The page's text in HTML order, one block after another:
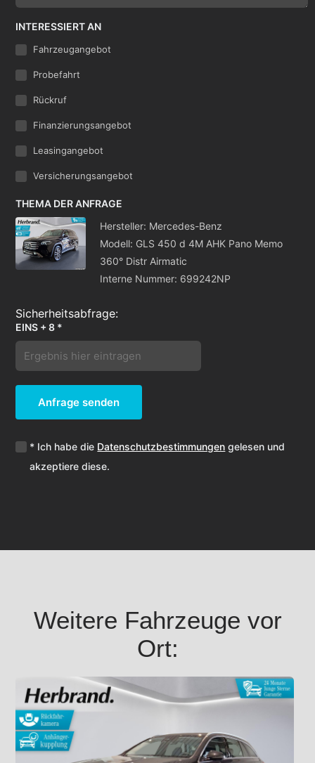
INTERESSIERT AN
Fahrzeugangebot
Probefahrt
Rückruf
Finanzierungsangebot
Leasingangebot
Versicherungsangebot
THEMA DER ANFRAGE
Hersteller: Mercedes-Benz
Modell: GLS 450 d 4M AHK Pano Memo
360° Distr Airmatic
Interne Nummer: 699242NP
EINS + 8 *
Anfrage senden
* Ich habe die Datenschutzbestimmungen gelesen und
akzeptiere diese.
Weitere Fahrzeuge vor
Ort: